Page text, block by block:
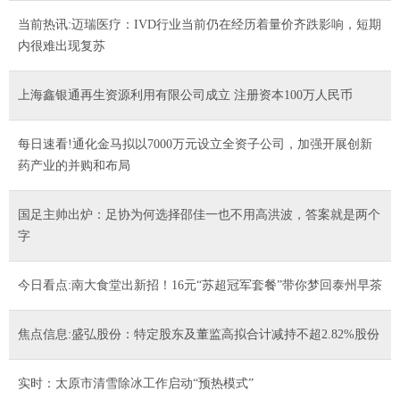
当前热讯:迈瑞医疗：IVD行业当前仍在经历着量价齐跌影响，短期
内很难出现复苏
上海鑫银通再生资源利用有限公司成立 注册资本100万人民币
每日速看!通化金马拟以7000万元设立全资子公司，加强开展创新
药产业的并购和布局
国足主帅出炉：足协为何选择邵佳一也不用高洪波，答案就是两个
字
今日看点:南大食堂出新招！16元“苏超冠军套餐”带你梦回泰州早茶
焦点信息:盛弘股份：特定股东及董监高拟合计减持不超2.82%股份
实时：太原市清雪除冰工作启动“预热模式”